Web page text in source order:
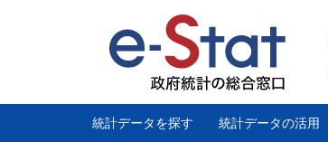
に
統計データを探す 統計データの活用